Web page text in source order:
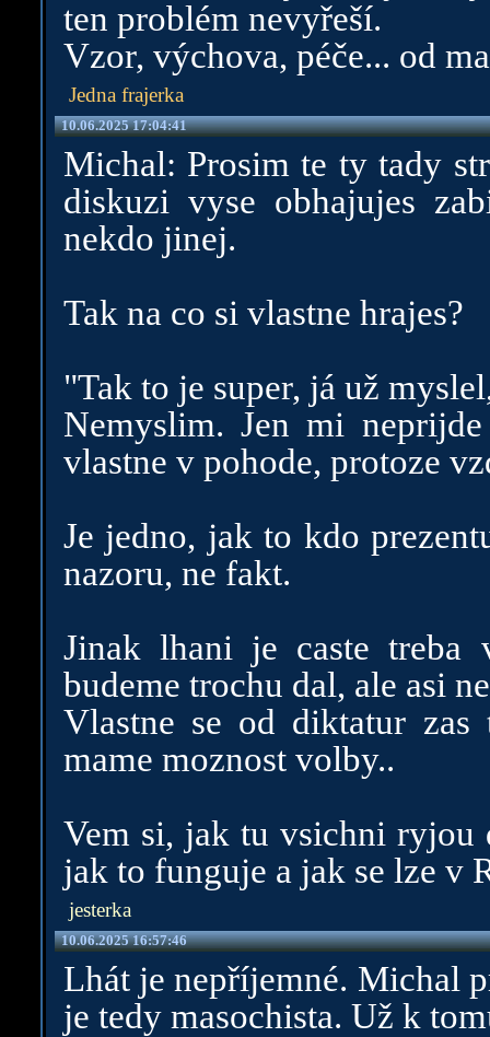
ten problém nevyřeší.
Vzor, výchova, péče... od
Jedna frajerka
10.06.2025 17:04:41
Michal: Prosim te ty tady
diskuzi vyse obhajujes
nekdo jinej.
Tak na co si vlastne hrajes?
"Tak to je super, já už
Nemyslim. Jen mi
vlastne v pohode, protoze
Je jedno, jak to kdo
nazoru, ne fakt.
Jinak lhani je caste
budeme trochu dal, ale asi
Vlastne se od diktatur
mame moznost volby..
Vem si, jak tu vsichni ryjou
jak to funguje a jak se lze v
jesterka
10.06.2025 16:57:46
Lhát je nepříjemné. Michal
je tedy masochista. Už k